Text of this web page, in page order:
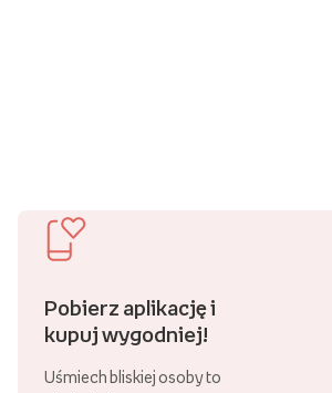
Pobierz aplikację i
kupuj wygodniej!
Uśmiech bliskiej osoby to